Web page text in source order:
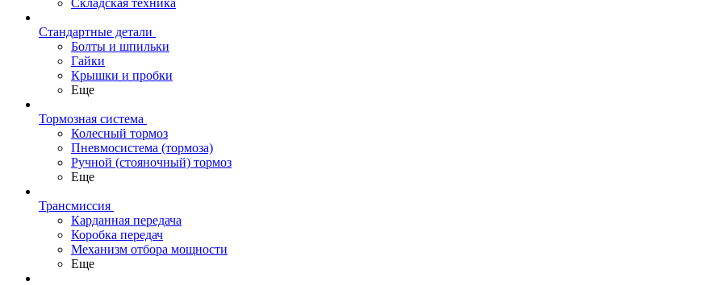
Складская техника
Стандартные детали
Болты и шпильки
Гайки
Крышки и пробки
Еще
Тормозная система
Колесный тормоз
Пневмосиcтема (тормоза)
Ручной (стояночный) тормоз
Еще
Трансмиссия
Карданная передача
Коробка передач
Механизм отбора мощности
Еще